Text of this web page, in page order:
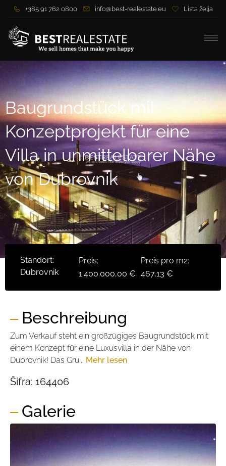
+385 91 762 0800 info@best-realestate.eu Lista želja
Baugrundstück mit
Konzeptprojekt für eine
Villa in unmittelbarer Nähe
von Dubrovnik
Standort:
Dubrovnik
Preis:
1.400.000,00 €
Preis pro m2:
467,13 €
Beschreibung
Zum Verkauf steht ein großzügiges Baugrundstück mit
einem Konzept für eine Luxusvilla in der Nähe von
Dubrovnik! Das Gru... Mehr lesen
Šifra: 164406
Galerie